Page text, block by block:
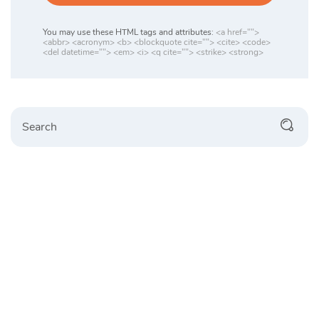
You may use these HTML tags and attributes: <a href="">
<abbr> <acronym> <b> <blockquote cite=""> <cite> <code>
<del datetime=""> <em> <i> <q cite=""> <strike> <strong>